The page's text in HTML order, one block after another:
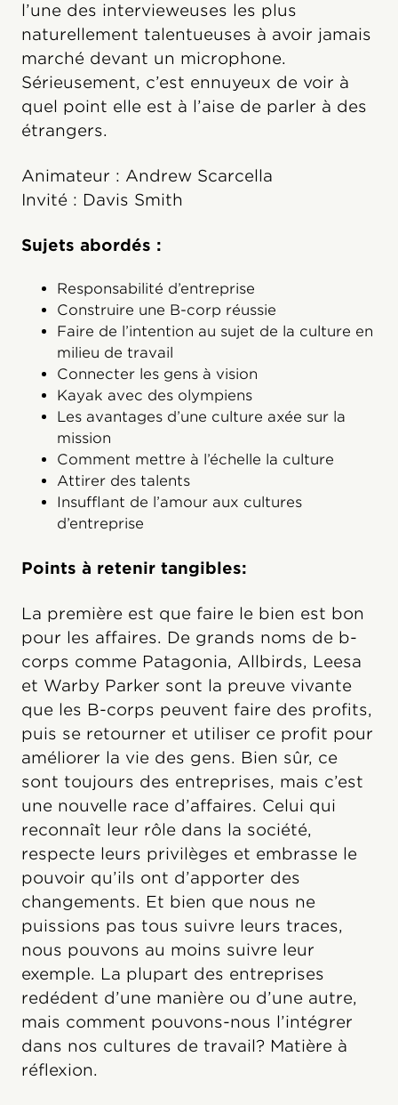
l’une des intervieweuses les plus
naturellement talentueuses à avoir jamais
marché devant un microphone.
Sérieusement, c’est ennuyeux de voir à
quel point elle est à l’aise de parler à des
étrangers.
Animateur : Andrew Scarcella
Invité : Davis Smith
Sujets abordés :
Responsabilité d’entreprise
Construire une B-corp réussie
Faire de l’intention au sujet de la culture en
milieu de travail
Connecter les gens à vision
Kayak avec des olympiens
Les avantages d’une culture axée sur la
mission
Comment mettre à l’échelle la culture
Attirer des talents
Insufflant de l’amour aux cultures
d’entreprise
Points à retenir tangibles:
La première est que faire le bien est bon
pour les affaires. De grands noms de b-
corps comme Patagonia, Allbirds, Leesa
et Warby Parker sont la preuve vivante
que les B-corps peuvent faire des profits,
puis se retourner et utiliser ce profit pour
améliorer la vie des gens. Bien sûr, ce
sont toujours des entreprises, mais c’est
une nouvelle race d’affaires. Celui qui
reconnaît leur rôle dans la société,
respecte leurs privilèges et embrasse le
pouvoir qu’ils ont d’apporter des
changements. Et bien que nous ne
puissions pas tous suivre leurs traces,
nous pouvons au moins suivre leur
exemple. La plupart des entreprises
redédent d’une manière ou d’une autre,
mais comment pouvons-nous l’intégrer
dans nos cultures de travail? Matière à
réflexion.